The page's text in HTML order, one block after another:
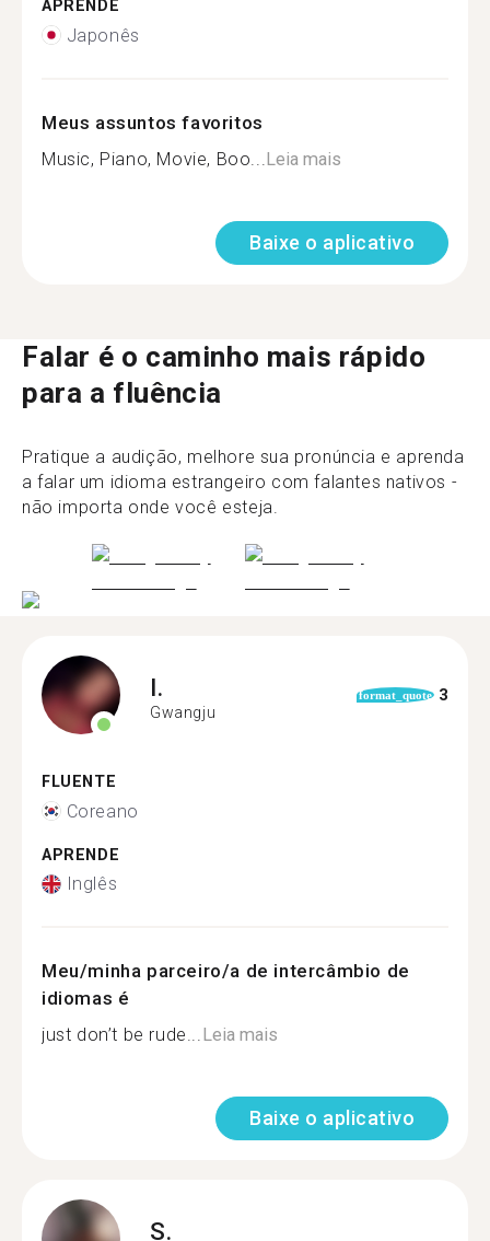
APRENDE
Japonês
Meus assuntos favoritos
Music, Piano, Movie, Boo... Leia mais
Baixe o aplicativo
Falar é o caminho mais rápido
para a fluência
Pratique a audição, melhore sua pronúncia e aprenda
a falar um idioma estrangeiro com falantes nativos -
não importa onde você esteja.
I.
Gwangju
format_quote 3
FLUENTE
Coreano
APRENDE
Inglês
Meu/minha parceiro/a de intercâmbio de
idiomas é
just don’t be rude...Leia mais
Baixe o aplicativo
S.